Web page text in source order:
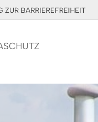
ZUR BARRIEREFREIHEIT